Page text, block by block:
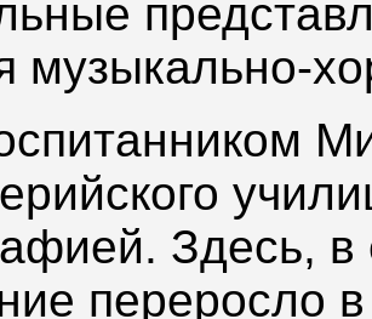
музыкально-
Здесь, в
переросло